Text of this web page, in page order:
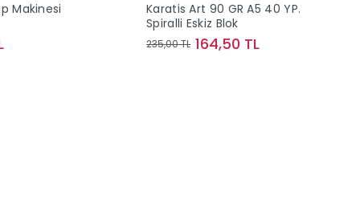
Makinesi
Karatis Art 90 GR A5 40 YP.
Spiralli Eskiz Blok
235,00 TL 164,50 TL